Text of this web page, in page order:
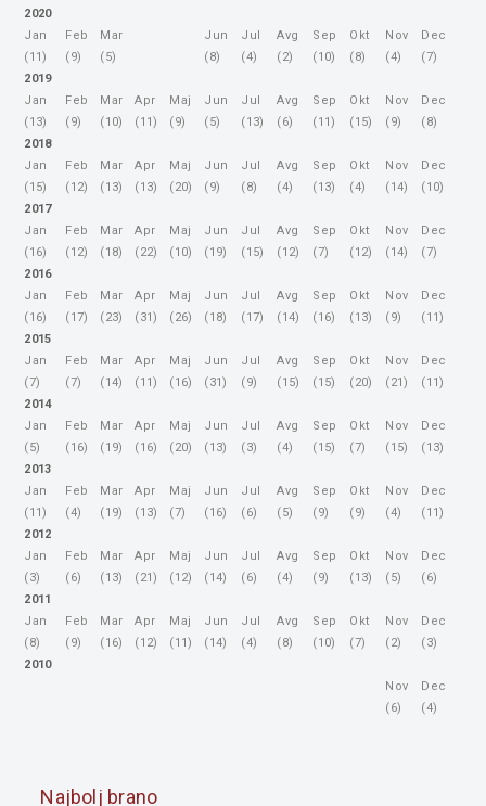
2020
Jan
(11)
Feb
(9)
Mar
(5)
Jun
(8)
Jul
(4)
Avg
(2)
Sep
(10)
Okt
(8)
Nov
(4)
Dec
(7)
2019
Jan
(13)
Feb
(9)
Mar
(10)
Apr
(11)
Maj
(9)
Jun
(5)
Jul
(13)
Avg
(6)
Sep
(11)
Okt
(15)
Nov
(9)
Dec
(8)
2018
Jan
(15)
Feb
(12)
Mar
(13)
Apr
(13)
Maj
(20)
Jun
(9)
Jul
(8)
Avg
(4)
Sep
(13)
Okt
(4)
Nov
(14)
Dec
(10)
2017
Jan
(16)
Feb
(12)
Mar
(18)
Apr
(22)
Maj
(10)
Jun
(19)
Jul
(15)
Avg
(12)
Sep
(7)
Okt
(12)
Nov
(14)
Dec
(7)
2016
Jan
(16)
Feb
(17)
Mar
(23)
Apr
(31)
Maj
(26)
Jun
(18)
Jul
(17)
Avg
(14)
Sep
(16)
Okt
(13)
Nov
(9)
Dec
(11)
2015
Jan
(7)
Feb
(7)
Mar
(14)
Apr
(11)
Maj
(16)
Jun
(31)
Jul
(9)
Avg
(15)
Sep
(15)
Okt
(20)
Nov
(21)
Dec
(11)
2014
Jan
(5)
Feb
(16)
Mar
(19)
Apr
(16)
Maj
(20)
Jun
(13)
Jul
(3)
Avg
(4)
Sep
(15)
Okt
(7)
Nov
(15)
Dec
(13)
2013
Jan
(11)
Feb
(4)
Mar
(19)
Apr
(13)
Maj
(7)
Jun
(16)
Jul
(6)
Avg
(5)
Sep
(9)
Okt
(9)
Nov
(4)
Dec
(11)
2012
Jan
(3)
Feb
(6)
Mar
(13)
Apr
(21)
Maj
(12)
Jun
(14)
Jul
(6)
Avg
(4)
Sep
(9)
Okt
(13)
Nov
(5)
Dec
(6)
2011
Jan
(8)
Feb
(9)
Mar
(16)
Apr
(12)
Maj
(11)
Jun
(14)
Jul
(4)
Avg
(8)
Sep
(10)
Okt
(7)
Nov
(2)
Dec
(3)
2010
Nov
(6)
Dec
(4)
Najbolj brano